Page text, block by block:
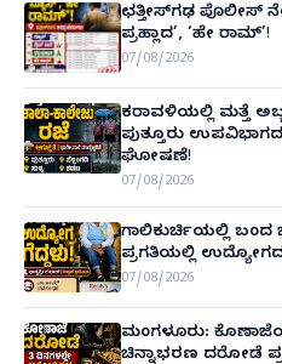
ಛತ್ತೀಸ್‌ಗಢ ಪೊಲೀಸ್
ಪ್ರಹ್ಲಾದ’, ‘ಹೇ ರಾಮ್’!
07/08/2026
ಕರಾವಳಿಯಲ್ಲಿ ಮತ್ತೆ
ಪುತ್ತೂರು
ಘೋಷಣೆ!
07/08/2026
ಗಾಲಿಕುರ್ಚಿಯಲ್ಲಿ ಬಂದ
ಪ್ರಗತಿಯಲ್ಲಿ
07/08/2026
ಮಂಗಳೂರು:
ಚಿನ್ನಾಭರಣ ದರೋಡೆ